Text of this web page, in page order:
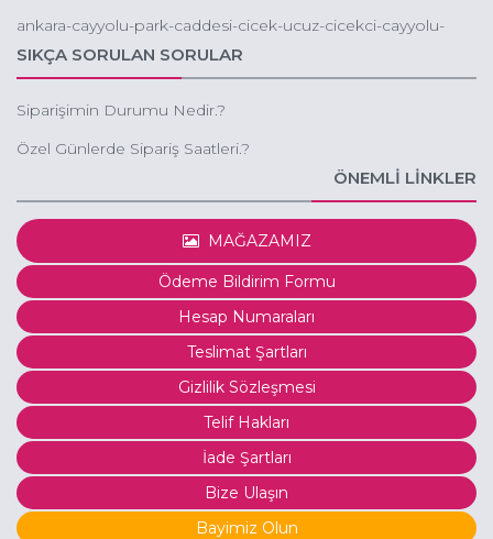
ankara-cayyolu-park-caddesi-cicek-ucuz-cicekci-cayyolu-
park-caddesi
SIKÇA SORULAN SORULAR
Siparişimin Durumu Nedir.?
Özel Günlerde Sipariş Saatleri.?
ÖNEMLİ LİNKLER
MAĞAZAMIZ
Ödeme Bildirim Formu
Hesap Numaraları
Teslimat Şartları
Gizlilik Sözleşmesi
Telif Hakları
İade Şartları
Bize Ulaşın
Bayimiz Olun